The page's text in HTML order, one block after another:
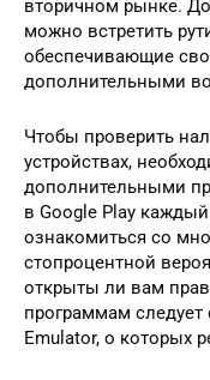
вторичном рынке.
можно встретить
обеспечивающие
дополнительными
Чтобы проверить
устройствах,
дополнительными
в Google Play
ознакомиться со
стопроцентной
открыты ли вам
программам следует
Emulator, о которых